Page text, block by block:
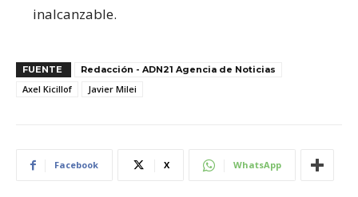
inalcanzable.
FUENTE Redacción - ADN21 Agencia de Noticias
Axel Kicillof Javier Milei
Facebook X WhatsApp